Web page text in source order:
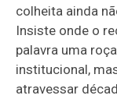
colheita ainda
Insiste onde o
palavra uma
institucional,
atravessar